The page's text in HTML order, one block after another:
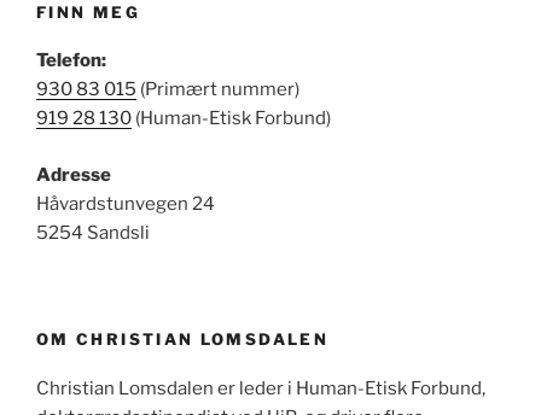
FINN MEG
Telefon:
930 83 015 (Primært nummer)
919 28 130 (Human-Etisk Forbund)
Adresse
Håvardstunvegen 24
5254 Sandsli
OM CHRISTIAN LOMSDALEN
Christian Lomsdalen er leder i Human-Etisk Forbund,